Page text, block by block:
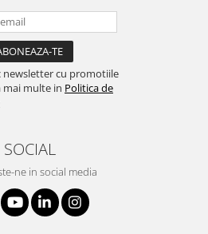
newsletter cu promotiile
mai multe in Politica de
SOCIAL
ne in social media